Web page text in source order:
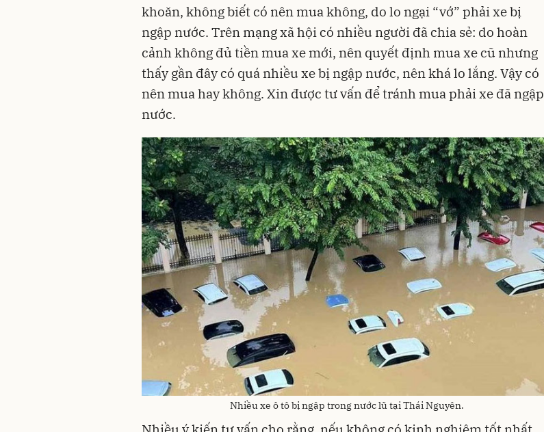
khoăn, không biết có nên mua không, do lo ngại “vớ” phải xe bị
ngập nước. Trên mạng xã hội có nhiều người đã chia sẻ: do hoàn
cảnh không đủ tiền mua xe mới, nên quyết định mua xe cũ nhưng
thấy gần đây có quá nhiều xe bị ngập nước, nên khá lo lắng. Vậy có
nên mua hay không. Xin được tư vấn để tránh mua phải xe đã ngập
nước.
Nhiều xe ô tô bị ngập trong nước lũ tại Thái Nguyên.